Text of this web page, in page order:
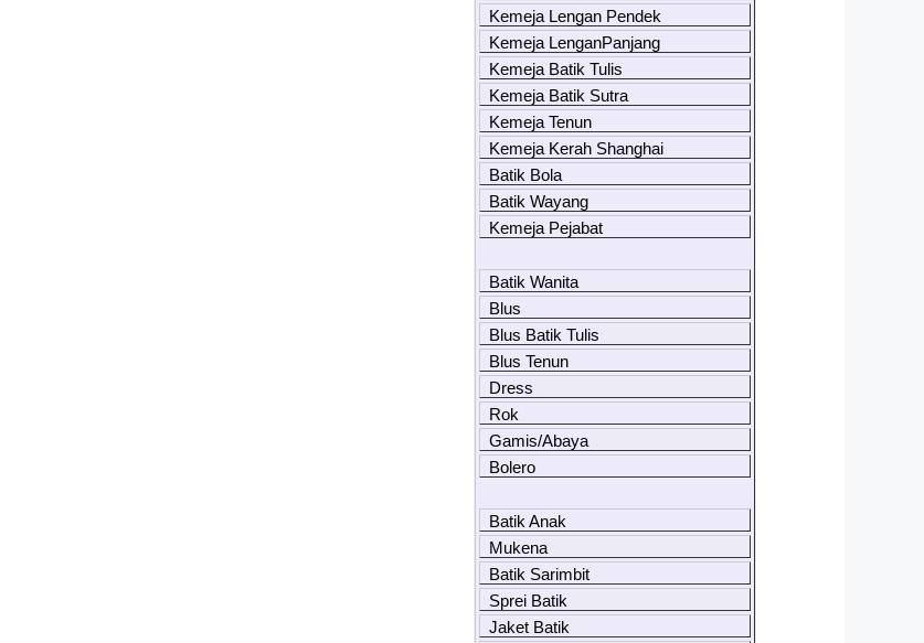
Kemeja Lengan Pendek
Kemeja LenganPanjang
Kemeja Batik Tulis
Kemeja Batik Sutra
Kemeja Tenun
Kemeja Kerah Shanghai
Batik Bola
Batik Wayang
Kemeja Pejabat
Batik Wanita
Blus
Blus Batik Tulis
Blus Tenun
Dress
Rok
Gamis/Abaya
Bolero
Batik Anak
Mukena
Batik Sarimbit
Sprei Batik
Jaket Batik